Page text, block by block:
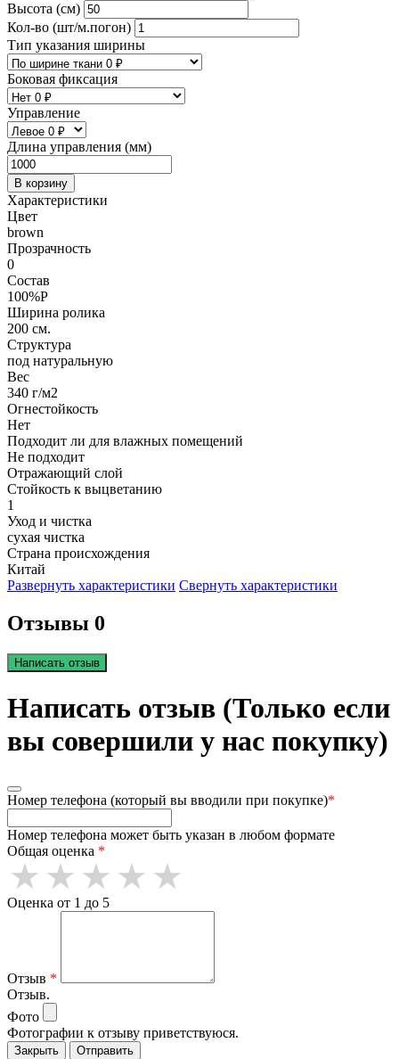
Высота (см)
Кол-во (шт/м.погон)
Тип указания ширины
Боковая фиксация
Управление
Длина управления (мм)
В корзину
Характеристики
Цвет
brown
Прозрачность
0
Состав
100%P
Ширина ролика
200 см.
Структура
под натуральную
Вес
340 г/м2
Огнестойкость
Нет
Подходит ли для влажных помещений
Не подходит
Отражающий слой
Стойкость к выцветанию
1
Уход и чистка
сухая чистка
Страна происхождения
Китай
Развернуть характеристики Свернуть характеристики
Отзывы 0
Написать отзыв
Написать отзыв (Только если
вы совершили у нас покупку)
Номер телефона (который вы вводили при покупке)*
Номер телефона может быть указан в любом формате
Общая оценка *
Оценка от 1 до 5
Отзыв *
Отзыв.
Фото
Фотографии к отзыву приветствуюся.
Закрыть Отправить